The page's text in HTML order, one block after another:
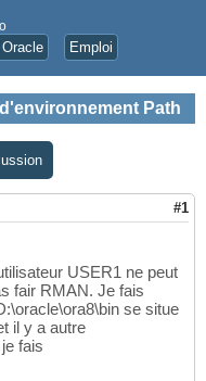
Emploi
Path
#1
USER1 ne peut
fair RMAN. Je fais
se situe
il y a autre
fais